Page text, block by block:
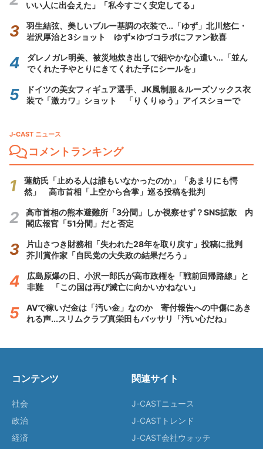
いい人に出会えた」「私今すごく安定してる」
羽生結弦、美しいブルー基調の衣装で...「ゆず」北川悠仁・
岩沢厚治と3ショット ゆず×ゆづコラボにファン歓喜
ダレノガレ明美、被災地炊き出しで細やかな心遣い...「並ん
でくれた子やとりにきてくれた子にシールを」
ドイツの美女フィギュア選手、JK風制服＆ルーズソックス衣
装で「激カワ」ショット 「りくりゅう」アイスショーで
J-CAST ニュース
コメントランキング
蓮舫氏「止める人は誰もいなかったのか」「あまりにも愕
然」 高市首相「上空から合掌」巡る投稿を批判
高市首相の熊本避難所「3分間」しか視察せず？SNS拡散 内
閣広報官「51分間」だと否定
片山さつき財務相「失われた28年を取り戻す」投稿に批判
芥川賞作家「自民党の大失政の結果だろう」
広島原爆の日、小沢一郎氏が高市政権を「戦前回帰路線」と
非難 「この国は再び滅亡に向かいかねない」
AVで稼いだ金は「汚い金」なのか 寄付報告への中傷にあき
れる声...スリムクラブ真栄田もバッサリ「汚い心だね」
コンテンツ
社会
政治
経済
関連サイト
J-CASTニュース
J-CASTトレンド
J-CAST会社ウォッチ